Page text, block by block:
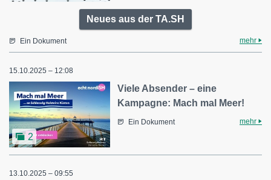
Neues aus der TA.SH
Ein Dokument mehr
15.10.2025 – 12:08
2
Viele Absender – eine
Kampagne: Mach mal Meer!
Ein Dokument mehr
13.10.2025 – 09:55